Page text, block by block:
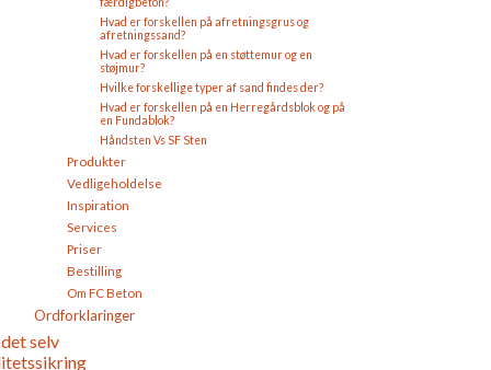
Hvad er forskellen på afretningsgrus og
afretningssand?
Hvad er forskellen på en støttemur og en
støjmur?
Hvilke forskellige typer af sand findes der?
Hvad er forskellen på en Herregårdsblok og på
en Fundablok?
Håndsten Vs SF Sten
Produkter
Vedligeholdelse
Inspiration
Services
Priser
Bestilling
Om FC Beton
Ordforklaringer
selv